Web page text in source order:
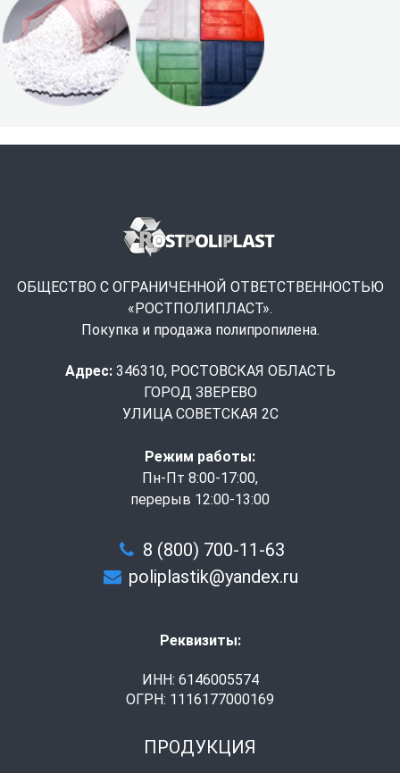
ОБЩЕСТВО С ОГРАНИЧЕННОЙ ОТВЕТСТВЕННОСТЬЮ
«РОСТПОЛИПЛАСТ».
Покупка и продажа полипропилена.
Адрес: 346310, РОСТОВСКАЯ ОБЛАСТЬ
ГОРОД ЗВЕРЕВО
УЛИЦА СОВЕТСКАЯ 2С
Режим работы:
Пн-Пт 8:00-17:00,
перерыв 12:00-13:00
8 (800) 700-11-63
poliplastik@yandex.ru
Реквизиты:
ИНН: 6146005574
ОГРН: 1116177000169
ПРОДУКЦИЯ